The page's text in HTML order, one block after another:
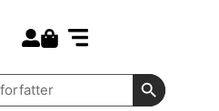
Search